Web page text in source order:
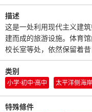
描述
这是一处利用现代主义建
建而成的旅游设施。体育
校长室等处，依然保留着昔
类别
小学·初中·高中 太平洋侧海岸
特殊條件